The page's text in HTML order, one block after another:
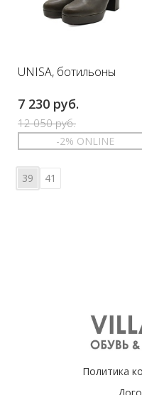
UNISA, ботильоны
7 230 руб.
12 050 руб.
-2% ONLINE
39 41
Политика